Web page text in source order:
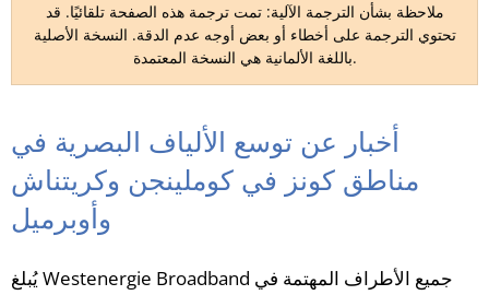
UK
ملاحظة بشأن الترجمة الآلية: تمت ترجمة هذه الصفحة تلقائيًا. قد
تحتوي الترجمة على أخطاء أو بعض أوجه عدم الدقة. النسخة الأصلية
باللغة الألمانية هي النسخة المعتمدة.
أخبار عن توسع الألياف البصرية في
مناطق كونز في كوملينجن وكريتناش
وأوبرميل
يُبلغ Westenergie Broadband جميع الأطراف المهتمة في